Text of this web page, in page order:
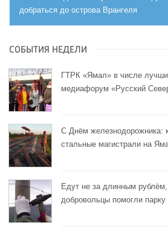
добраться до острова Врангеля
СОБЫТИЯ НЕДЕЛИ
ГТРК «Ямал» в числе
медиафорум «Русский
С Днём железнодорожника:
стальные магистрали на
Едут не за длинным
добровольцы помогли парку